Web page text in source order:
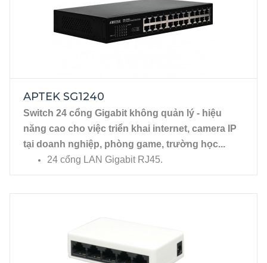
APTEK SG1240
Switch 24 cổng Gigabit không quản lý - hiệu
năng cao cho việc triển khai internet, camera IP
tại doanh nghiệp, phòng game, trường học...
24 cổng LAN Gigabit RJ45.